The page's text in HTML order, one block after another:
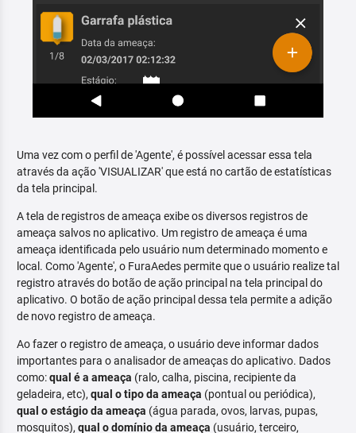
Uma vez com o perfil de 'Agente', é possível acessar essa tela
através da ação 'VISUALIZAR' que está no cartão de estatísticas
da tela principal.
A tela de registros de ameaça exibe os diversos registros de
ameaça salvos no aplicativo. Um registro de ameaça é uma
ameaça identificada pelo usuário num determinado momento e
local. Como 'Agente', o FuraAedes permite que o usuário realize tal
registro através do botão de ação principal na tela principal do
aplicativo. O botão de ação principal dessa tela permite a adição
de novo registro de ameaça.
Ao fazer o registro de ameaça, o usuário deve informar dados
importantes para o analisador de ameaças do aplicativo. Dados
como:qual é a ameaça (ralo, calha, piscina, recipiente da
geladeira, etc), qual o tipo da ameaça (pontual ou periódica),
qual o estágio da ameaça (água parada, ovos, larvas, pupas,
mosquitos), qual o domínio da ameaça (usuário, terceiro,